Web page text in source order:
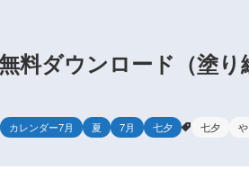
料ダウンロード（塗り
カレンダー7月 夏 7月 七夕 七夕